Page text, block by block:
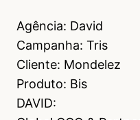
Agência: David
Campanha: Tris
Cliente: Mondelez
Produto: Bis
DAVID: